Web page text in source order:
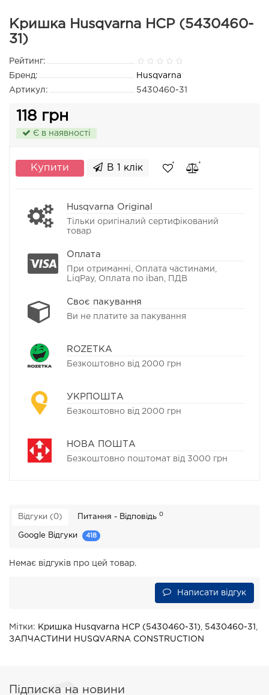
Кришка Husqvarna HCP (5430460-
31)
Рейтинг:
Бренд:
Husqvarna
Артикул:
5430460-31
118 грн
Є в наявності
Купити В 1 клік
Husqvarna Original
Тільки оригіналий сертифікований
товар
Оплата
При отриманні, Оплата частинами,
LiqPay, Оплата по iban, ПДВ
Своє пакування
Ви не платите за пакування
ROZETKA
Безкоштовно від 2000 грн
УКРПОШТА
Безкоштовно від 2000 грн
НОВА ПОШТА
Безкоштовно поштомат від 3000 грн
Відгуки (0) Питання - Відповідь 0
Google Відгуки 418
Немає відгуків про цей товар.
Написати відгук
Мітки: Кришка Husqvarna HCP (5430460-31) 5430460-31
ЗАПЧАСТИНИ HUSQVARNA CONSTRUCTION
Підписка на новини